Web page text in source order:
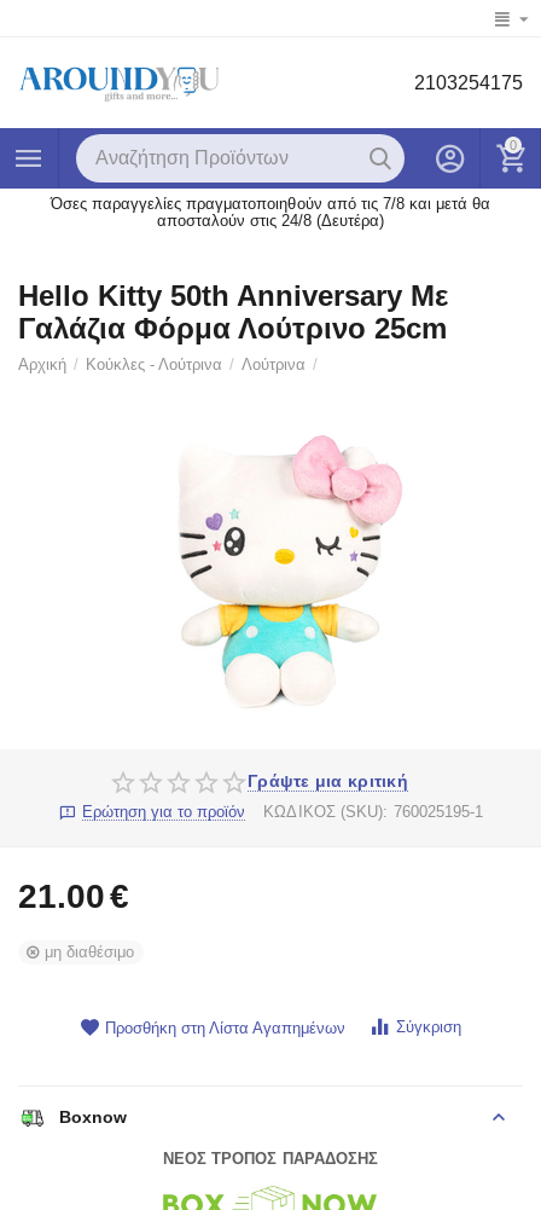
2103254175
0
Όσες παραγγελίες πραγματοποιηθούν από τις 7/8 και μετά θα
αποσταλούν στις 24/8 (Δευτέρα)
Hello Kitty 50th Anniversary Με
Γαλάζια Φόρμα Λούτρινο 25cm
Αρχική / Κούκλες - Λούτρινα / Λούτρινα /
Γράψτε μια κριτική
Ερώτηση για το προϊόν ΚΩΔΙΚΟΣ (SKU): 760025195-1
21.00€
μη διαθέσιμο
Προσθήκη στη Λίστα Αγαπημένων Σύγκριση
Boxnow
ΝΕΟΣ ΤΡΟΠΟΣ ΠΑΡΑΔΟΣΗΣ